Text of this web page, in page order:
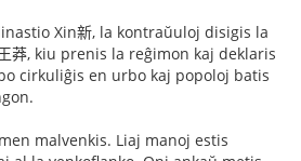
Xin新, la kontraŭuloj disigis la
莽, kiu prenis la reĝimon kaj deklaris
cirkuliĝis en urbo kaj popoloj batis
malvenkis. Liaj manoj estis